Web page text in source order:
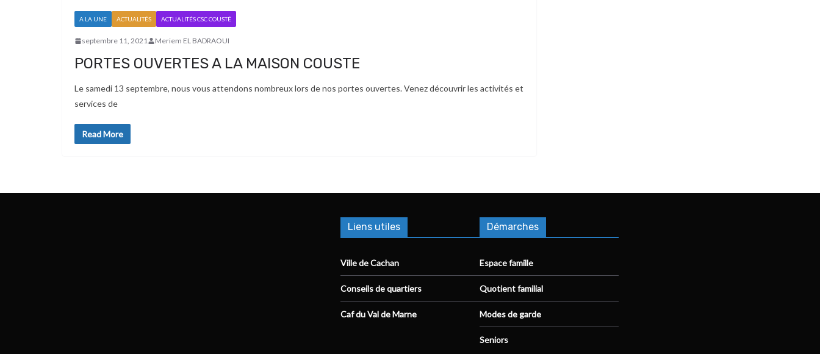
A LA UNE ACTUALITÉS ACTUALITÉS CSC COUSTÉ
septembre 11, 2021 Meriem EL BADRAOUI
PORTES OUVERTES A LA MAISON COUSTE
Le samedi 13 septembre, nous vous attendons nombreux lors de nos portes ouvertes. Venez découvrir les activités et
services de
Read More
Liens utiles
Ville de Cachan
Conseils de quartiers
Caf du Val de Marne
Démarches
Espace famille
Quotient familial
Modes de garde
Seniors